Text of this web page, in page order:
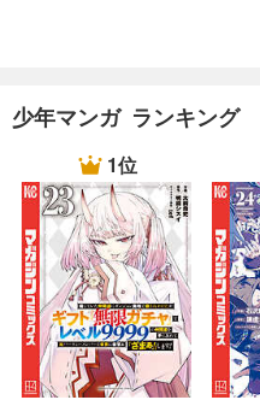
弱虫ペダル 96
649円 (税込)
あらすじを表示する
弱虫ペダル 97
少年マンガ ランキング
1位